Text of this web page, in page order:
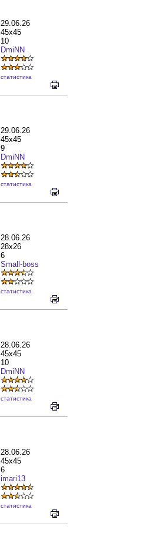
29.06.26
45x45
10
DmiNN
cтатистика
29.06.26
45x45
9
DmiNN
cтатистика
28.06.26
28x26
6
Small-boss
cтатистика
28.06.26
45x45
10
DmiNN
cтатистика
28.06.26
45x45
6
imari13
cтатистика